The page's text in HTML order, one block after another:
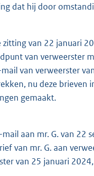
dat hij door
van 22 januari
van verweerster
van verweerster
nu deze brieven
gemaakt.
aan mr. G. van 22
van mr. G. aan
van 25 januari